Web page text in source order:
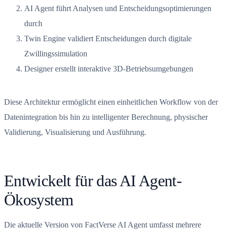
AI Agent führt Analysen und Entscheidungsoptimierungen
durch
Twin Engine validiert Entscheidungen durch digitale
Zwillingssimulation
Designer erstellt interaktive 3D-Betriebsumgebungen
Diese Architektur ermöglicht einen einheitlichen Workflow von der
Datenintegration bis hin zu intelligenter Berechnung, physischer
Validierung, Visualisierung und Ausführung.
Entwickelt für das AI Agent-
Ökosystem
Die aktuelle Version von FactVerse AI Agent umfasst mehrere